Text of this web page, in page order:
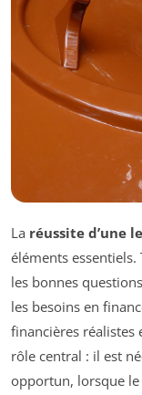
La réussite d’une
éléments essentiels.
les bonnes
les besoins en
financières réalistes
rôle central : il est
opportun, lorsque